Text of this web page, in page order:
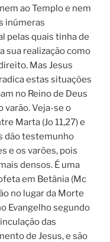
ao Templo e nem
inúmeras
pelas quais tinha de
sua realização como
Mas Jesus
estas situações
no Reino de Deus
varão. Veja-se o
Marta (Jo 11,27) e
dão testemunho
e os varões, pois
densos. É uma
em Betânia (Mc
no lugar da Morte
Evangelho segundo
das
de Jesus, e são